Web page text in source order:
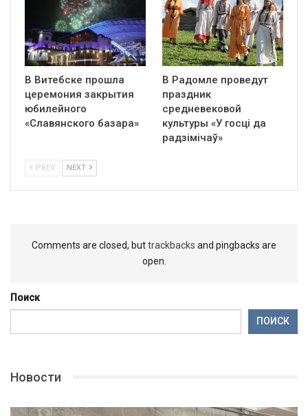
В Витебске прошла
церемония закрытия
юбилейного
«Славянского базара»
В Радомле проведут
праздник
средневековой
культуры «У госці да
радзімічаў»
PREV NEXT
Comments are closed, buttrackbacks and pingbacks are
open.
Поиск
ПОИСК
Новости